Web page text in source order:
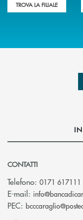
TROVA LA FILIALE
CONTATTI
Telefono: 0171 617111
E-mail:
PEC: